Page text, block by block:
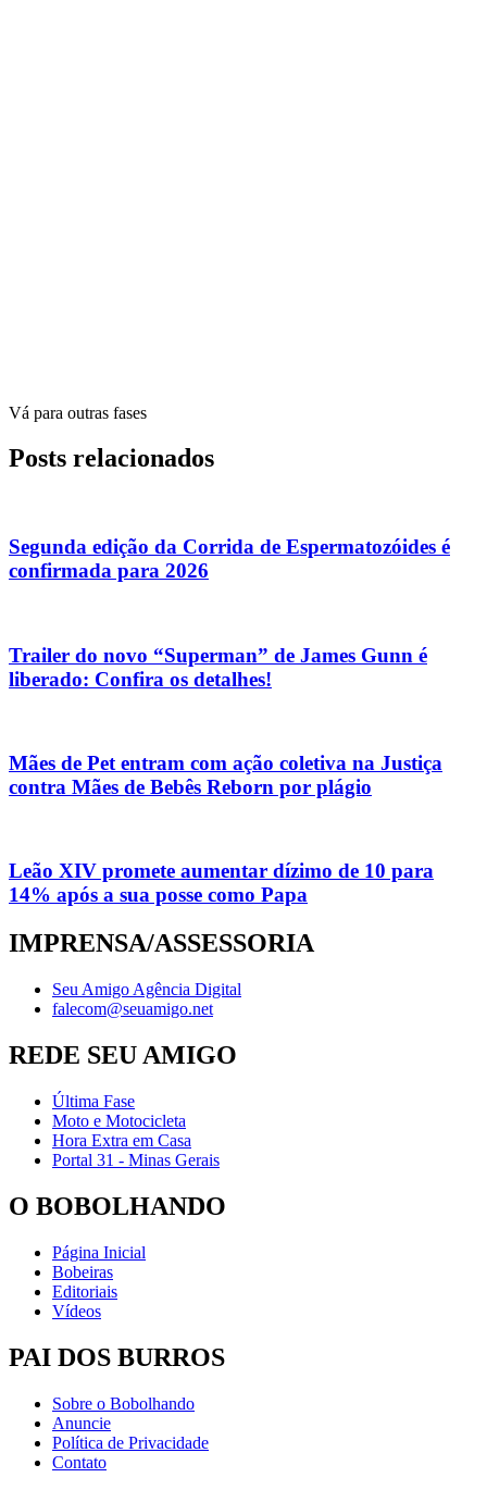
Vá para outras fases
Posts relacionados
Segunda edição da Corrida de Espermatozóides é
confirmada para 2026
Trailer do novo “Superman” de James Gunn é
liberado: Confira os detalhes!
Mães de Pet entram com ação coletiva na Justiça
contra Mães de Bebês Reborn por plágio
Leão XIV promete aumentar dízimo de 10 para
14% após a sua posse como Papa
IMPRENSA/ASSESSORIA
Seu Amigo Agência Digital
falecom@seuamigo.net
REDE SEU AMIGO
Última Fase
Moto e Motocicleta
Hora Extra em Casa
Portal 31 - Minas Gerais
O BOBOLHANDO
Página Inicial
Bobeiras
Editoriais
Vídeos
PAI DOS BURROS
Sobre o Bobolhando
Anuncie
Política de Privacidade
Contato